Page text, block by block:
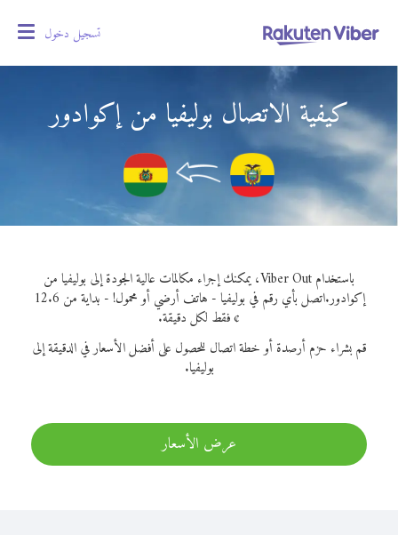
تسجيل دخول
كيفية الاتصال بوليفيا من إكوادور
باستخدام Viber Out، يمكنك إجراء مكالمات عالية الجودة إلى بوليفيا من
إكوادور.
اتصل بأي رقم في بوليفيا - هاتف أرضي أو محمول! - بداية من 12.6
¢ فقط لكل دقيقة.
قم بشراء حزم أرصدة أو خطة اتصال للحصول على أفضل الأسعار في الدقيقة إلى
بوليفيا.
عرض الأسعار